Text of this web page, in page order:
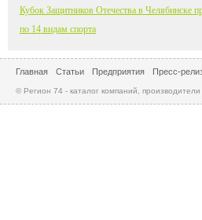
Кубок Защитников Отечества в Челябинске
по 14 видам спорта
Главная Статьи Предприятия Пресс-
© Регион 74 - каталог компаний, производители